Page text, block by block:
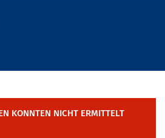
KONNTEN NICHT ERMITTELT